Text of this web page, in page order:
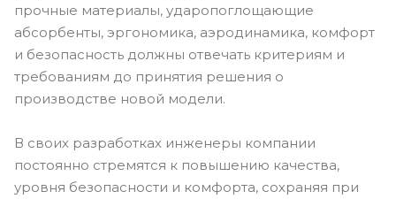
прочные материалы, ударопоглощающие
абсорбенты, эргономика, аэродинамика, комфорт
и безопасность должны отвечать критериям и
требованиям до принятия решения о
производстве новой модели.
В своих разработках инженеры компании
постоянно стремятся к повышению качества,
уровня безопасности и комфорта, сохраняя при